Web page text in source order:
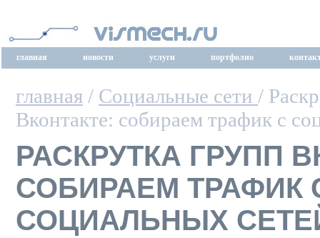
главная новости услуги портфолио
главная / Социальные сети /
Вконтакте: собираем трафик с
РАСКРУТКА ГРУПП
СОБИРАЕМ ТРАФИК
СОЦИАЛЬНЫХ